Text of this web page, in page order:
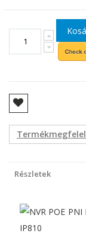
Részletek